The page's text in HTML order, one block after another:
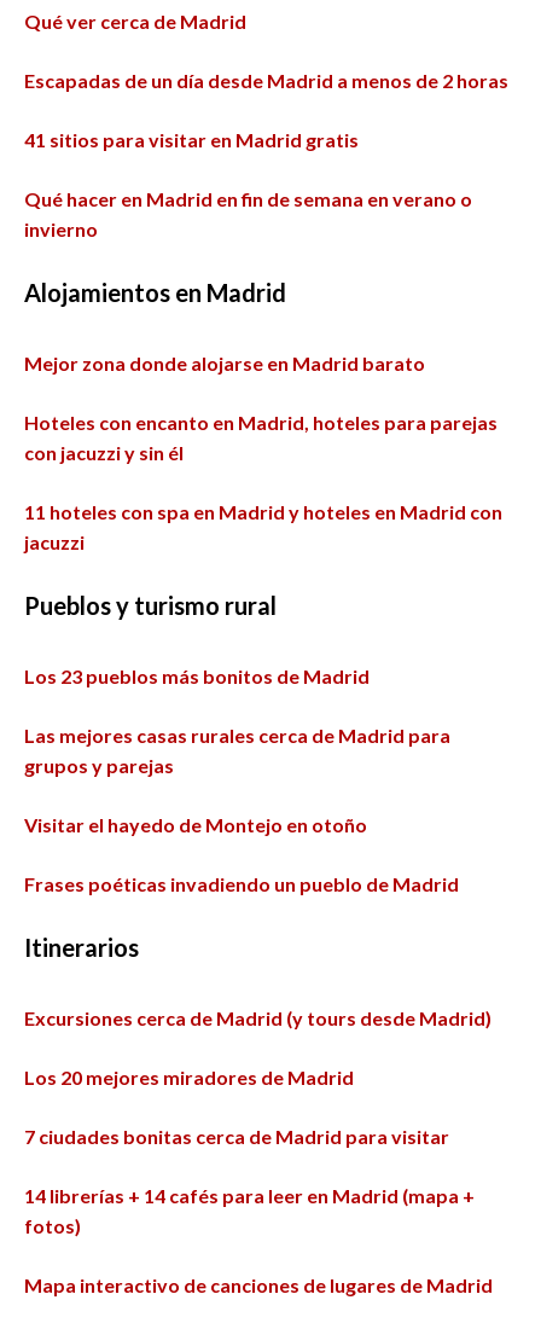
Qué ver cerca de Madrid
Escapadas de un día desde Madrid a menos de 2 horas
41 sitios para visitar en Madrid gratis
Qué hacer en Madrid en fin de semana en verano o
invierno
Alojamientos en Madrid
Mejor zona donde alojarse en Madrid barato
Hoteles con encanto en Madrid, hoteles para parejas
con jacuzzi y sin él
11 hoteles con spa en Madrid y hoteles en Madrid con
jacuzzi
Pueblosy turismo rural
Los 23 pueblos más bonitos de Madrid
Las mejores casas rurales cerca de Madrid para
grupos y parejas
Visitar el hayedo de Montejo en otoño
Frases poéticas invadiendo un pueblo de Madrid
Itinerarios
Excursiones cerca de Madrid (y tours desde Madrid)
Los 20 mejores miradores de Madrid
7 ciudades bonitas cerca de Madrid para visitar
14 librerías + 14 cafés para leer en Madrid (mapa +
fotos)
Mapa interactivo de canciones de lugares de Madrid